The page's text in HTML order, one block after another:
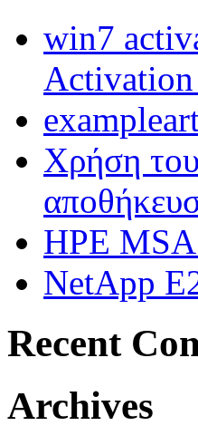
win7
Activation
Χρήση
HPE
NetApp
Recent
Archives